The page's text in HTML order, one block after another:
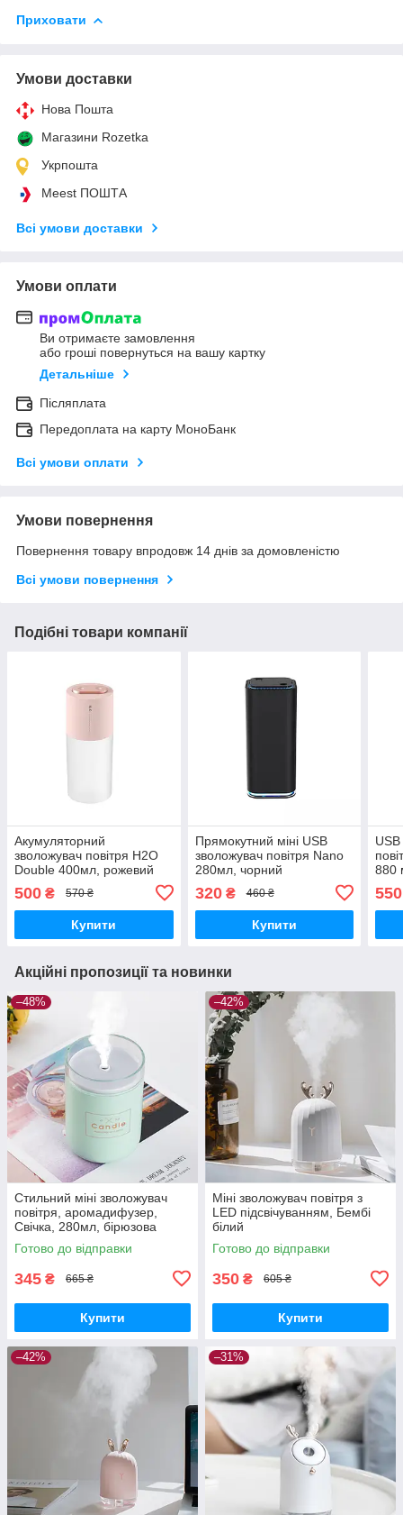
Приховати
Умови доставки
Нова Пошта
Магазини Rozetka
Укрпошта
Meest ПОШТА
Всі умови доставки
Умови оплати
Ви отримаєте замовлення
або гроші повернуться на вашу картку
Детальніше
Післяплата
Передоплата на карту МоноБанк
Всі умови оплати
Умови повернення
Повернення товару впродовж 14 днів за домовленістю
Всі умови повернення
Подібні товари компанії
Акумуляторний
зволожувач повітря H2O
Double 400мл, рожевий
500 ₴ 570 ₴
Купити
Прямокутний міні USB
зволожувач повітря Nano
280мл, чорний
320₴ 460 ₴
Купити
USB
880
550
Акційні пропозиції та новинки
–48%
Стильний міні зволожувач
повітря, аромадифузер,
Свічка, 280мл, бірюзова
Готово до відправки
345 ₴ 665 ₴
Купити
–42%
Міні зволожувач повітря з
LED підсвічуванням, Бембі
білий
Готово до відправки
350 ₴ 605 ₴
Купити
–42% –31%